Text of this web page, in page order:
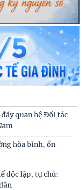
quan hệ Đối tác
hòa bình, ổn
độc lập, tự chủ: